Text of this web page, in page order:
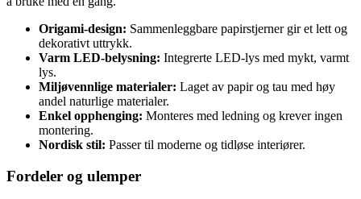
Origami-design: Sammenleggbare papirstjerner gir et lett og
dekorativt uttrykk.
Varm LED-belysning: Integrerte LED-lys med mykt, varmt
lys.
Miljøvennlige materialer: Laget av papir og tau med høy
andel naturlige materialer.
Enkel opphenging: Monteres med ledning og krever ingen
montering.
Nordisk stil: Passer til moderne og tidløse interiører.
Fordeler og ulemper